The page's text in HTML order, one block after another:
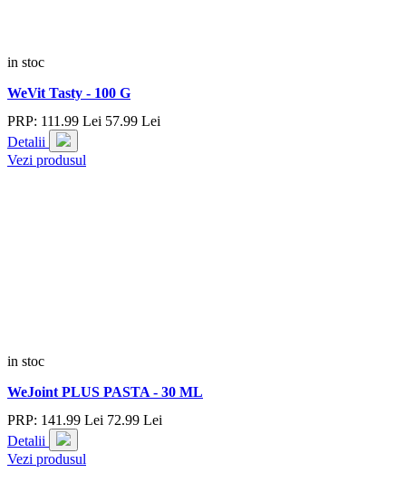
in stoc
WeVit Tasty - 100 G
PRP: 111.99 Lei 57.99 Lei
Detalii
Vezi produsul
in stoc
WeJoint PLUS PASTA - 30 ML
PRP: 141.99 Lei 72.99 Lei
Detalii
Vezi produsul